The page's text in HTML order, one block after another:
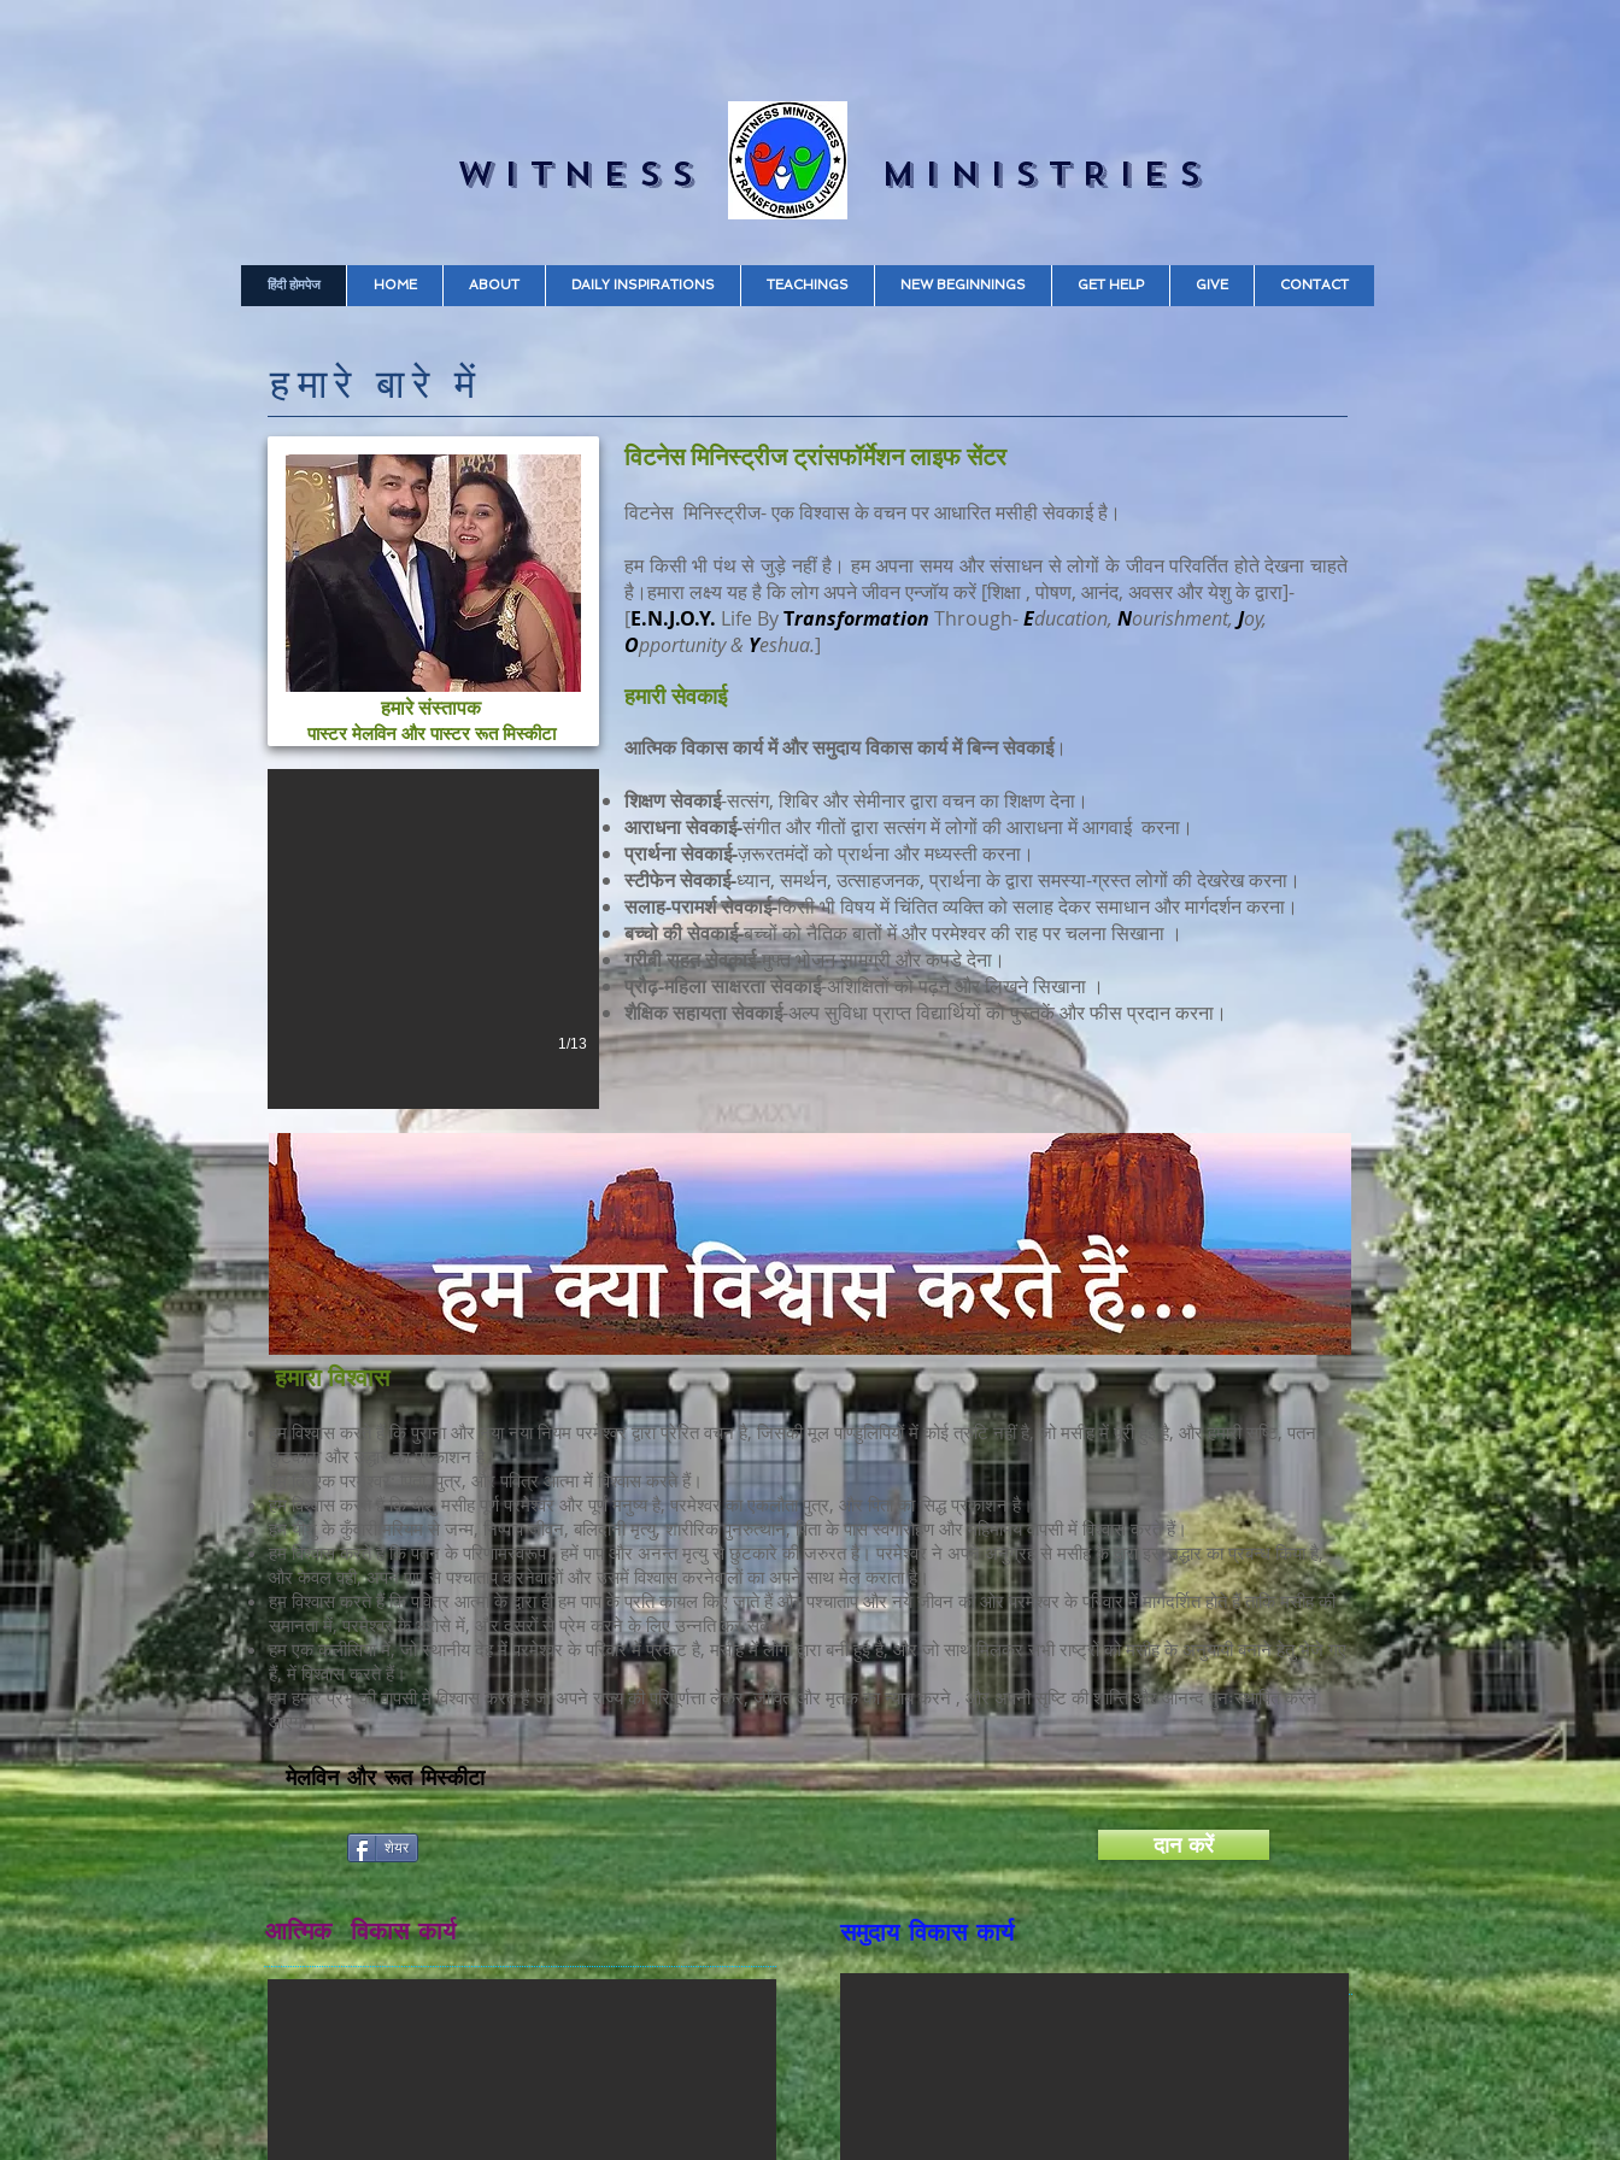
WITNESS MINISTRIES
हिंदी होमपेज HOME ABOUT DAILY INSPIRATIONS TEACHINGS NEW BEGINNINGS GET HELP GIVE CONTACT
हमारे बारे में
हमारे संस्तापक
पास्टर मेलविन और पास्टर रूत मिस्कीटा
पा.मरीना सेक्वेरा
मध्यस्ती/बच्चों की सेवकाई
1/13
विटनेस मिनिस्ट्रीज ट्रांसफॉर्मेशन लाइफ सेंटर
विटनेस मिनिस्ट्रीज- एक विश्वास के वचन पर आधारित मसीही सेवकाई है।
हम किसी भी पंथ से जुड़े नहीं है। हम अपना समय और संसाधन से लोगों के जीवन परिवर्तित होते देखना चाहते
है।हमारा लक्ष्य यह है कि लोग अपने जीवन एन्जॉय करें [शिक्षा , पोषण, आनंद, अवसर और येशु के द्वारा]-
[E.N.J.O.Y. Life ByTransformation Through-Education, Nourishment, Joy,
Opportunity & Yeshua.]
हमारी सेवकाई
आत्मिक विकास कार्य मेंऔर समुदाय विकास कार्य में बिन्न सेवकाई।
शिक्षण सेवकाई-सत्संग, शिबिर और सेमीनार द्वारा वचन का शिक्षण देना।
आराधना सेवकाई-संगीत और गीतों द्वारा सत्संग में लोगों की आराधना में आगवाई करना।
प्रार्थना सेवकाई-ज़रूरतमंदों को प्रार्थना और मध्यस्ती करना।
स्टीफेन सेवकाई-ध्यान, समर्थन, उत्साहजनक, प्रार्थना के द्वारा समस्या-ग्रस्त लोगों की देखरेख करना।
सलाह-परामर्श सेवकाई-किसी भी विषय में चिंतित व्यक्ति को सलाह देकर समाधान और मार्गदर्शन करना।
बच्चो की सेवकाई-बच्चों को नैतिक बातों में और परमेश्वर की राह पर चलना सिखाना ।
गरीबी राहत सेवकाई-मुफ्त भोजन सामग्री और कपडे देना।
प्रौढ़-महिला साक्षरता सेवकाई-अशिक्षितों को पढ़ने और लिखने सिखाना ।
शैक्षिक सहायता सेवकाई-अल्प सुविधा प्राप्त विद्यार्थियों को पुस्तकें और फीस प्रदान करना।
हमारा विश्वास
हम विश्वास करते हैं कि पुराना और नया नया नियम परमेश्वर द्वारा प्रेरित वचन है, जिसकी मूल पाण्डुलिपियों में कोई त्रुटि नहीं है, जो मसीह में पूरी हुई है, और हमारी सृष्टि, पतन,
छुटकारा और उद्धार का प्रकाशन है।
हम त्रिएक परमेश्वर: पिता, पुत्र, और पवित्र आत्मा में विश्वास करते हैं।
हम विश्वास करते हैं कि यीशु मसीह पूर्ण परमेश्वर और पूर्ण मनुष्य है, परमेश्वर का एकलौता पुत्र, और पिता का सिद्ध प्रकाशन है।
हम यीशु के कुँवारी मरियम से जन्म, निष्पाप जीवन, बलिदानी मृत्यु, शारीरिक पुनरुत्थान, पिता के पास स्वर्गारोहण और महिमामय वापसी में विश्वास करते हैं।
हम विश्वास करते हैं कि पतन के परिणामस्वरूप , हमें पाप और अनन्त मृत्यु से छुटकारे की जरुरत है। परमेश्वर ने अपने अनुग्रह से मसीह के द्वारा इस उद्धार का प्रबन्ध किया है,
और केवल वही, अपने पाप से पश्चाताप् करनेवालों और उसमें विश्वास करनेवालों का अपने साथ मेल कराता है।
हम विश्वास करते हैं कि पवित्र आत्मा के द्वारा ही हम पाप के प्रति कायल किए जाते हैं और पश्चाताप् और नये जीवन की ओर परमेश्वर के परिवार में मार्गदर्शित होते हैं ताकि मसीह की
समानता में, परमेश्वर के भरोसे में, और दूसरों से प्रेम करने के लिए उन्नति कर सकें।
हम एक कलीसिया में, जो स्थानीय देह में परमेश्वर के परिवार में प्रकट है, मसीह में लोगों द्वारा बनी हुई है, और जो साथ मिलकर सभी राष्ट्रों को मसीह के अनुयायी बनाने हेतु भेजे गए
हैं, में विश्वास करते हैं।
हम हमारे प्रभु की वापसी में विश्वास करते हैं जो अपने राज्य की परिपूर्णत्ता लेकर, जीवित और मृतक का न्याय करने , और अपनी सृष्टि की शान्ति और आनन्द पुनःस्थापित करने
आएगा।
मेलविन और रूत मिस्कीटा
शेयर दान करें
आत्मिक विकास कार्य समुदाय विकास कार्य